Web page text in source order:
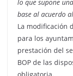
lo que supone
base al acuerdo
La modificación
para los
prestación del
BOP de las